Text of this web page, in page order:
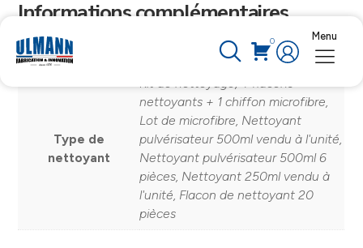
0 Menu
Informations complémentaires
Poids
Type de
nettoyant
Kit de nettoyage, 4 flacons
nettoyants + 1 chiffon microfibre,
Lot de microfibre, Nettoyant
pulvérisateur 500ml vendu à l'unité,
Nettoyant pulvérisateur 500ml 6
pièces, Nettoyant 250ml vendu à
l'unité, Flacon de nettoyant 20
pièces